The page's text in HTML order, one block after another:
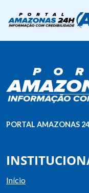
PORTAL AMAZONAS
Início